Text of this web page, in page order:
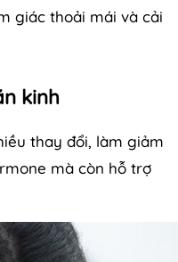
giác thoải mái và cải
kinh
thay đổi, làm giảm
mà còn hỗ trợ